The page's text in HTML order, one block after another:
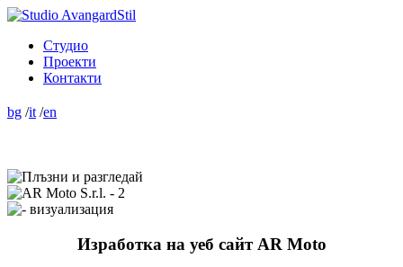
Студио
Проекти
Контакти
bg /it /en
Изработка на уеб сайт AR Moto